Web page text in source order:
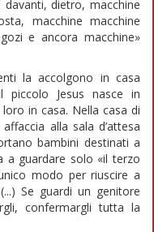
davanti, dietro, macchine
macchine macchine
e ancora macchine»
la accolgono in casa
Jesus nasce in
in casa. Nella casa di
alla sala d’attesa
bambini destinati a
a guardare solo «il terzo
modo per riuscire a
Se guardi un genitore
confermargli tutta la